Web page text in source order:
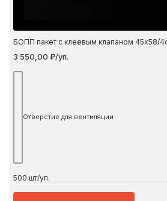
БОПП пакет с клеевым клапаном 45х58/
3 550,00 ₽/уп.
Отверстие для вентиляции
500 шт/уп.